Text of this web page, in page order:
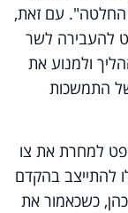
החלטה". עם זאת,
להעבירה לשר
ולמנוע את
התמשכות
למחרת את צו
להתייצב בהקדם
כשכאמור את